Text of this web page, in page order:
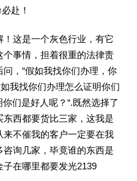
赴！
这是一个灰色行业，有它
事情，担着很重的法律责
，“假如我找你们办理，你
我找你们办理怎么证明你们
们是好人呢？“.既然选择了
西都要货比三家，这我是
不催我的客户一定要在我
询几家，毕竟谁的东西是
在哪里都要发光2139